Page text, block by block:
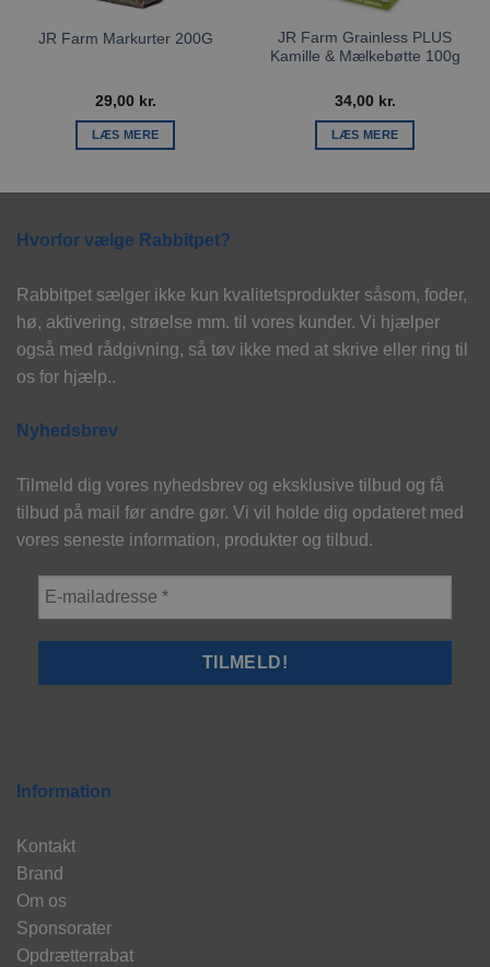
JR Farm Markurter 200G
29,00 kr.
LÆS MERE
JR Farm Grainless PLUS
Kamille & Mælkebøtte 100g
34,00 kr.
LÆS MERE
Hvorfor vælge Rabbitpet?
Rabbitpet sælger ikke kun kvalitetsprodukter såsom, foder,
hø, aktivering, strøelse mm. til vores kunder. Vi hjælper
også med rådgivning, så tøv ikke med at skrive eller ring til
os for hjælp..
Nyhedsbrev
Tilmeld dig vores nyhedsbrev og eksklusive tilbud og få
tilbud på mail før andre gør. Vi vil holde dig opdateret med
vores seneste information, produkter og tilbud.
Information
Kontakt
Brand
Om os
Sponsorater
Opdrætterrabat